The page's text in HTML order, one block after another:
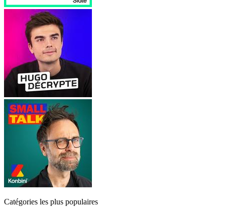
Catégories les plus populaires